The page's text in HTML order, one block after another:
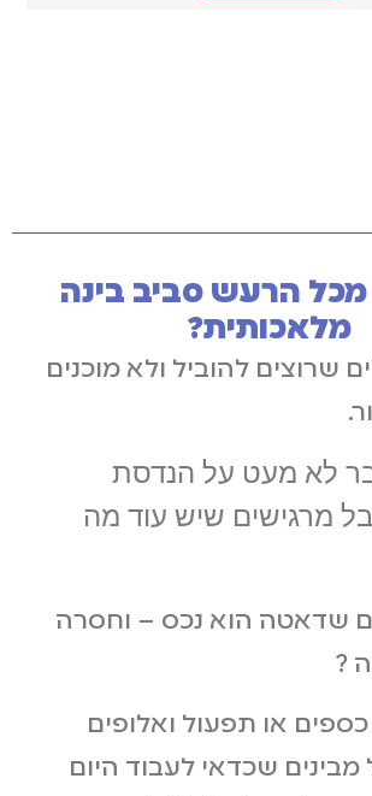
מכל הרעש סביב בינה
מלאכותית?
שרוצים להוביל ולא מוכנים
לא מעט על הנדסת
מרגישים שיש עוד מה
שדאטה הוא נכס – וחסרה
?
או תפעול ואלופים
שכדאי לעבוד היום